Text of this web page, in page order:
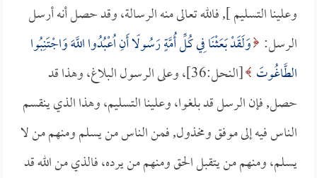
وعلينا التسليم ], فالله تعالى منه الرسالة، وقد حصل أنه أرسل
الرسل: وَلَقَدْ بَعَثْنَا فِي كُلِّ أُمَّةٍ رَسُولًا أَنِ اُعْبُدُوا اللَّهَ وَاجْتَنِبُوا
الطَّاغُوتَ
[النحل:36]، وعلى الرسول البلاغ، وهذا قد
حصل, فإن الرسل قد بلغوا، وعلينا التسليم، وهذا الذي ينقسم
الناس فيه إلى موفق ومخذول, فمن الناس من يسلم ومنهم من لا
يسلم، ومنهم من يتقبل الحق ومنهم من يرده، فالذي من الله قد